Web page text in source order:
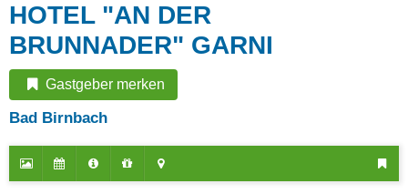
HOTEL "AN DER
BRUNNADER" GARNI
Gastgeber merken
Bad Birnbach